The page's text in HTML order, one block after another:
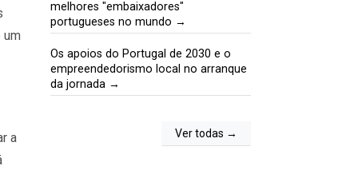
um
a
melhores "embaixadores"
portugueses no mundo →
Os apoios do Portugal de 2030 e o
empreendedorismo local no arranque
da jornada →
Ver todas →